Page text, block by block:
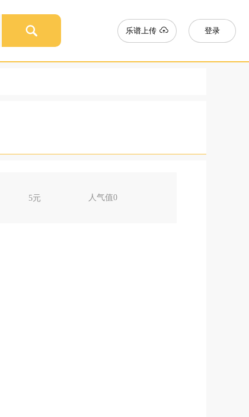
乐谱上传 登录
5元 人气值0